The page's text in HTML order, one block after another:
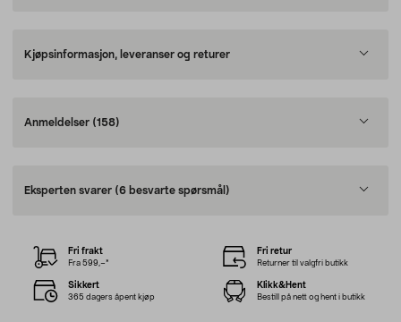
Kjøpsinformasjon, leveranser og returer
Anmeldelser (158)
Eksperten svarer (6 besvarte spørsmål)
Fri frakt
Fra 599,–*
Fri retur
Returner til valgfri butikk
Sikkert
365 dagers åpent kjøp
Klikk&Hent
Bestill på nett og hent i butikk